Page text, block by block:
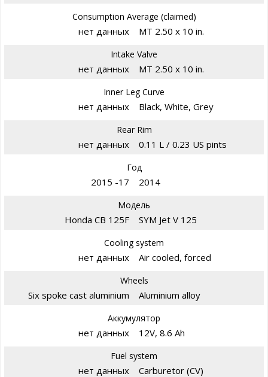
Consumption Average (claimed)
нет данных MT 2.50 x 10 in.
Intake Valve
нет данных MT 2.50 x 10 in.
Inner Leg Curve
нет данных Black, White, Grey
Rear Rim
нет данных 0.11 L / 0.23 US pints
Год
2015 -17 2014
Модель
Honda CB 125F SYM Jet V 125
Cooling system
нет данных Air cooled, forced
Wheels
Six spoke cast aluminium Aluminium alloy
Аккумулятор
нет данных 12V, 8.6 Ah
Fuel system
нет данных Carburetor (CV)